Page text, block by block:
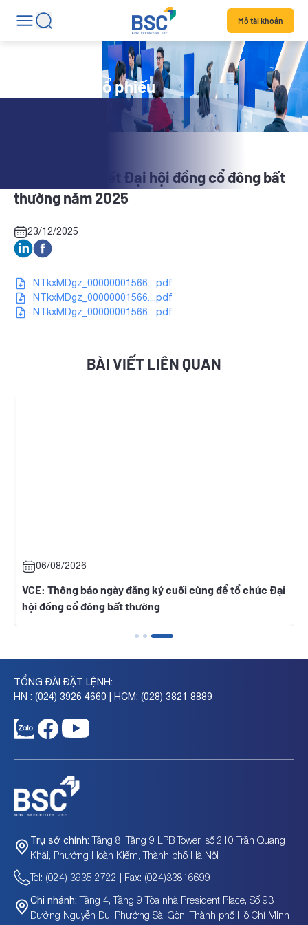
Mở tài khoản
Tin tức mã cổ phiếu
NS2: Nghị quyết Đại hội đồng cổ đông bất
thường năm 2025
23/12/2025
NTkxMDgz_00000001566....pdf
NTkxMDgz_00000001566....pdf
NTkxMDgz_00000001566....pdf
BÀI VIẾT LIÊN QUAN
06/08/2026
VCE: Thông báo ngày đăng ký cuối cùng để tổ chức Đại
hội đồng cổ đông bất thường
TỔNG ĐÀI ĐẶT LỆNH:
HN : (024) 3926 4660 | HCM: (028) 3821 8889
Trụ sở chính: Tầng 8, Tầng 9 LPB Tower, số 210 Trần Quang
Khải, Phường Hoàn Kiếm, Thành phố Hà Nội
Tel: (024) 3935 2722 | Fax: (024)33816699
Chi nhánh: Tầng 4, Tầng 9 Tòa nhà President Place, Số 93
Đường Nguyễn Du, Phường Sài Gòn, Thành phố Hồ Chí Minh